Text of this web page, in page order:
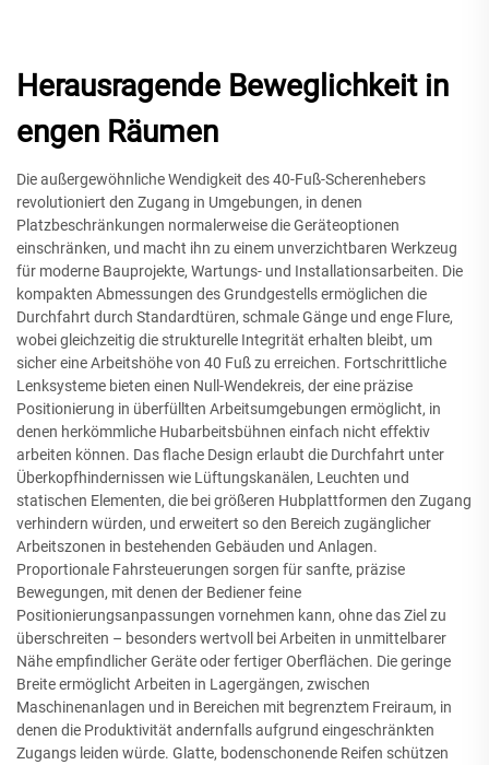
Herausragende Beweglichkeit in
engen Räumen
Die außergewöhnliche Wendigkeit des 40-Fuß-Scherenhebers
revolutioniert den Zugang in Umgebungen, in denen
Platzbeschränkungen normalerweise die Geräteoptionen
einschränken, und macht ihn zu einem unverzichtbaren Werkzeug
für moderne Bauprojekte, Wartungs- und Installationsarbeiten. Die
kompakten Abmessungen des Grundgestells ermöglichen die
Durchfahrt durch Standardtüren, schmale Gänge und enge Flure,
wobei gleichzeitig die strukturelle Integrität erhalten bleibt, um
sicher eine Arbeitshöhe von 40 Fuß zu erreichen. Fortschrittliche
Lenksysteme bieten einen Null-Wendekreis, der eine präzise
Positionierung in überfüllten Arbeitsumgebungen ermöglicht, in
denen herkömmliche Hubarbeitsbühnen einfach nicht effektiv
arbeiten können. Das flache Design erlaubt die Durchfahrt unter
Überkopfhindernissen wie Lüftungskanälen, Leuchten und
statischen Elementen, die bei größeren Hubplattformen den Zugang
verhindern würden, und erweitert so den Bereich zugänglicher
Arbeitszonen in bestehenden Gebäuden und Anlagen.
Proportionale Fahrsteuerungen sorgen für sanfte, präzise
Bewegungen, mit denen der Bediener feine
Positionierungsanpassungen vornehmen kann, ohne das Ziel zu
überschreiten – besonders wertvoll bei Arbeiten in unmittelbarer
Nähe empfindlicher Geräte oder fertiger Oberflächen. Die geringe
Breite ermöglicht Arbeiten in Lagergängen, zwischen
Maschinenanlagen und in Bereichen mit begrenztem Freiraum, in
denen die Produktivität andernfalls aufgrund eingeschränkten
Zugangs leiden würde. Glatte, bodenschonende Reifen schützen